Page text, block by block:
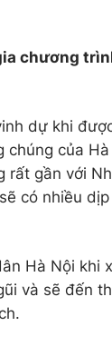
chương
dự khi
chúng của
rất gần với
có nhiều
Hà Nội
và sẽ đến